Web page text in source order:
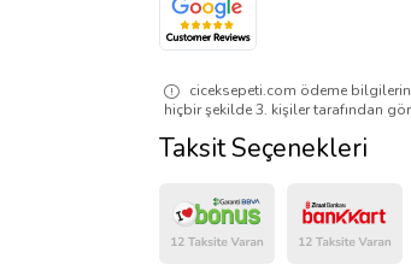
ciceksepeti.com ödeme
hiçbir şekilde 3. kişiler tarafından
Taksit Seçenekleri